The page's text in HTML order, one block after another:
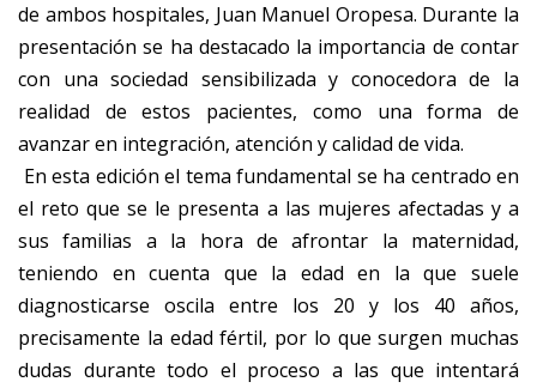
de ambos hospitales, Juan Manuel Oropesa. Durante la
presentación se ha destacado la importancia de contar
con una sociedad sensibilizada y conocedora de la
realidad de estos pacientes, como una forma de
avanzar en integración, atención y calidad de vida.
En esta edición el tema fundamental se ha centrado en
el reto que se le presenta a las mujeres afectadas y a
sus familias a la hora de afrontar la maternidad,
teniendo en cuenta que la edad en la que suele
diagnosticarse oscila entre los 20 y los 40 años,
precisamente la edad fértil, por lo que surgen muchas
dudas durante todo el proceso a las que intentará